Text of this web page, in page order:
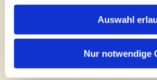
Auswahl
Nur notwendige
Brockhagener Straße 28 |
0 52 04 / 36 28
Mail:gemeindeamt@kirche-
Newsletter abonnieren